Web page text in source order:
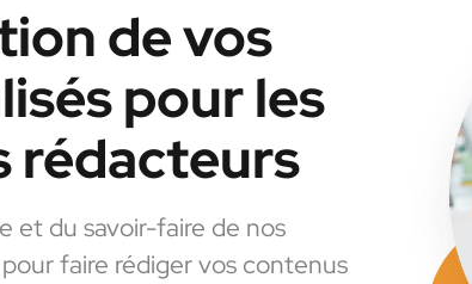
de vos
pour les
rédacteurs
et du savoir-faire de nos
faire rédiger vos contenus